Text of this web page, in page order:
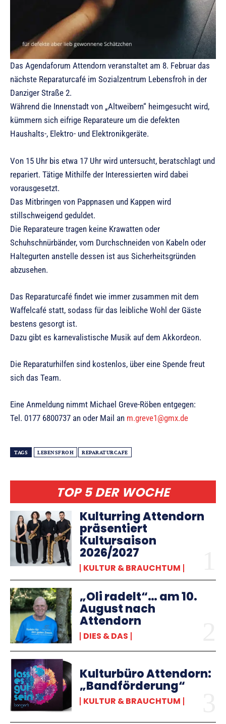
TOP 5 DER WOCHE
Kulturring Attendorn
präsentiert
Kultursaison
2026/2027
KULTUR & BRAUCHTUM
„Oli radelt“… am 10.
August nach
Attendorn
DIES & DAS
Kulturbüro Attendorn:
„Bandförderung“
KULTUR & BRAUCHTUM
Das Agendaforum Attendorn veranstaltet am 8. Februar das
nächste Reparaturcafé im Sozialzentrum Lebensfroh in der
Danziger Straße 2.
Während die Innenstadt von „Altweibern“ heimgesucht wird,
kümmern sich eifrige Reparateure um die defekten
Haushalts-, Elektro- und Elektronikgeräte.
Von 15 Uhr bis etwa 17 Uhr wird untersucht, beratschlagt und
repariert. Tätige Mithilfe der Interessierten wird dabei
vorausgesetzt.
Das Mitbringen von Pappnasen und Kappen wird
stillschweigend geduldet.
Die Reparateure tragen keine Krawatten oder
Schuhschnürbänder, vom Durchschneiden von Kabeln oder
Haltegurten anstelle dessen ist aus Sicherheitsgründen
abzusehen.
Das Reparaturcafé findet wie immer zusammen mit dem
Waffelcafé statt, sodass für das leibliche Wohl der Gäste
bestens gesorgt ist.
Dazu gibt es karnevalistische Musik auf dem Akkordeon.
Die Reparaturhilfen sind kostenlos, über eine Spende freut
sich das Team.
Eine Anmeldung nimmt Michael Greve-Röben entgegen:
Tel. 0177 6800737 an oder Mail an m.greve1@gmx.de
TAGS LEBENSFROH REPARATURCAFE